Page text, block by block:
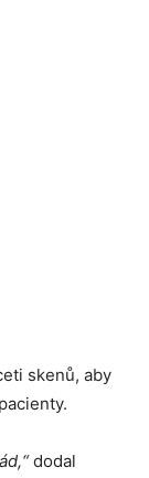
skenů, aby
dodal